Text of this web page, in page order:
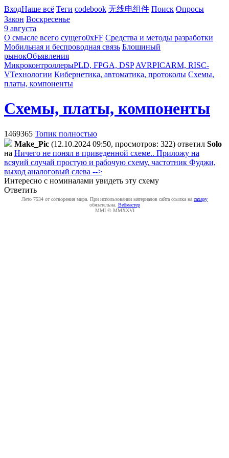
ВходНаше всё Теги codebook 无线电组件 Поиск Опросы
Закон Воскресенье
9 августа
О смысле всего сущего0xFF Средства и методы разработки
Мобильная и беспроводная связь Блошиный
рынокОбъявления
МикроконтроллерыPLD, FPGA, DSP AVRPICARM, RISC-
VТехнологии Кибернетика, автоматика, протоколы Схемы,
платы, компоненты
Схемы, платы, компоненты
1469365 Топик полностью
Make_Pic (12.10.2024 09:50, просмотров: 322) ответил Solo
на Ничего не понял в приведенной схеме.. Приложу на
всяуий случай простую и рабочую схему, частотник Фуджи,
выход аналоговый слева -->
Интересно с номиналами увидеть эту схему
Ответить
Лето 7534 от сотворения мира. При использовании материалов сайта ссылка на caxapу
обязательна. Вебмастер
MMI © MMXXVI